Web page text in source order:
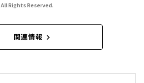
Rights Reserved.
関連情報